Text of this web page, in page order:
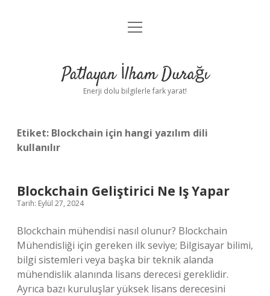
Anasayfa
Yasal Uyarı
menüyü
Patlayan İlham Durağı
Enerji dolu bilgilerle fark yarat!
Etiket: Blockchain için hangi yazılım dili
kullanılır
Blockchain Geliştirici Ne Iş Yapar
Tarih: Eylül 27, 2024
Blockchain mühendisi nasıl olunur? Blockchain
Mühendisliği için gereken ilk seviye; Bilgisayar bilimi,
bilgi sistemleri veya başka bir teknik alanda
mühendislik alanında lisans derecesi gereklidir.
Ayrıca bazı kuruluşlar yüksek lisans derecesini